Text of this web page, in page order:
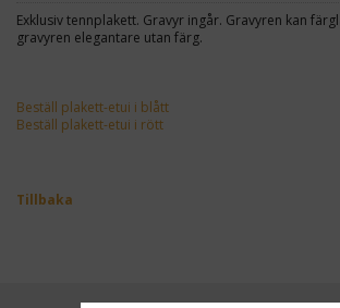
Exklusiv tennplakett. Gravyr ingår. Gravyren kan
gravyren elegantare utan färg.
Beställ plakett-etui i blått
Beställ plakett-etui i rött
Tillbaka